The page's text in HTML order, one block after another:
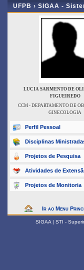
UFPB › SIGAA -
LUCIA SARMENTO DE
FIGUEIREDO
CCM - DEPARTAMENTO DE
GINECOLOGIA
Perfil Pessoal
Disciplinas
Projetos de Pesquisa
Atividades de
Projetos de Monitoria
Ir ao Menu
SIGAA | STI -